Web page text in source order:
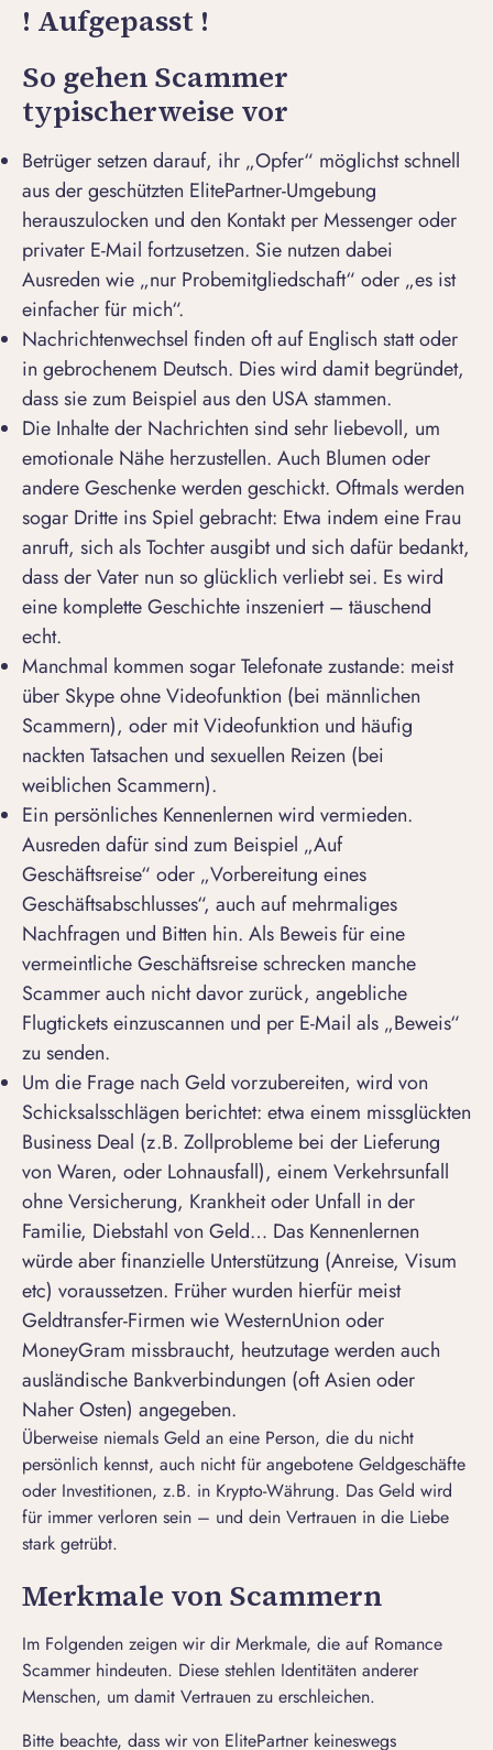
! Aufgepasst !
So gehen Scammer
typischerweise vor
Betrüger setzen darauf, ihr „Opfer“ möglichst schnell
aus der geschützten ElitePartner-Umgebung
herauszulocken und den Kontakt per Messenger oder
privater E-Mail fortzusetzen. Sie nutzen dabei
Ausreden wie „nur Probemitgliedschaft“ oder „es ist
einfacher für mich“.
Nachrichtenwechsel finden oft auf Englisch statt oder
in gebrochenem Deutsch. Dies wird damit begründet,
dass sie zum Beispiel aus den USA stammen.
Die Inhalte der Nachrichten sind sehr liebevoll, um
emotionale Nähe herzustellen. Auch Blumen oder
andere Geschenke werden geschickt. Oftmals werden
sogar Dritte ins Spiel gebracht: Etwa indem eine Frau
anruft, sich als Tochter ausgibt und sich dafür bedankt,
dass der Vater nun so glücklich verliebt sei. Es wird
eine komplette Geschichte inszeniert – täuschend
echt.
Manchmal kommen sogar Telefonate zustande: meist
über Skype ohne Videofunktion (bei männlichen
Scammern), oder mit Videofunktion und häufig
nackten Tatsachen und sexuellen Reizen (bei
weiblichen Scammern).
Ein persönliches Kennenlernen wird vermieden.
Ausreden dafür sind zum Beispiel „Auf
Geschäftsreise“ oder „Vorbereitung eines
Geschäftsabschlusses“, auch auf mehrmaliges
Nachfragen und Bitten hin. Als Beweis für eine
vermeintliche Geschäftsreise schrecken manche
Scammer auch nicht davor zurück, angebliche
Flugtickets einzuscannen und per E-Mail als „Beweis“
zu senden.
Um die Frage nach Geld vorzubereiten, wird von
Schicksalsschlägen berichtet: etwa einem missglückten
Business Deal (z.B. Zollprobleme bei der Lieferung
von Waren, oder Lohnausfall), einem Verkehrsunfall
ohne Versicherung, Krankheit oder Unfall in der
Familie, Diebstahl von Geld… Das Kennenlernen
würde aber finanzielle Unterstützung (Anreise, Visum
etc) voraussetzen. Früher wurden hierfür meist
Geldtransfer-Firmen wie WesternUnion oder
MoneyGram missbraucht, heutzutage werden auch
ausländische Bankverbindungen (oft Asien oder
Naher Osten) angegeben.
Überweise niemals Geld an eine Person, die du nicht
persönlich kennst, auch nicht für angebotene Geldgeschäfte
oder Investitionen, z.B. in Krypto-Währung. Das Geld wird
für immer verloren sein – und dein Vertrauen in die Liebe
stark getrübt.
Merkmale von Scammern
Im Folgenden zeigen wir dir Merkmale, die auf Romance
Scammer hindeuten. Diese stehlen Identitäten anderer
Menschen, um damit Vertrauen zu erschleichen.
Bitte beachte, dass wir von ElitePartner keineswegs